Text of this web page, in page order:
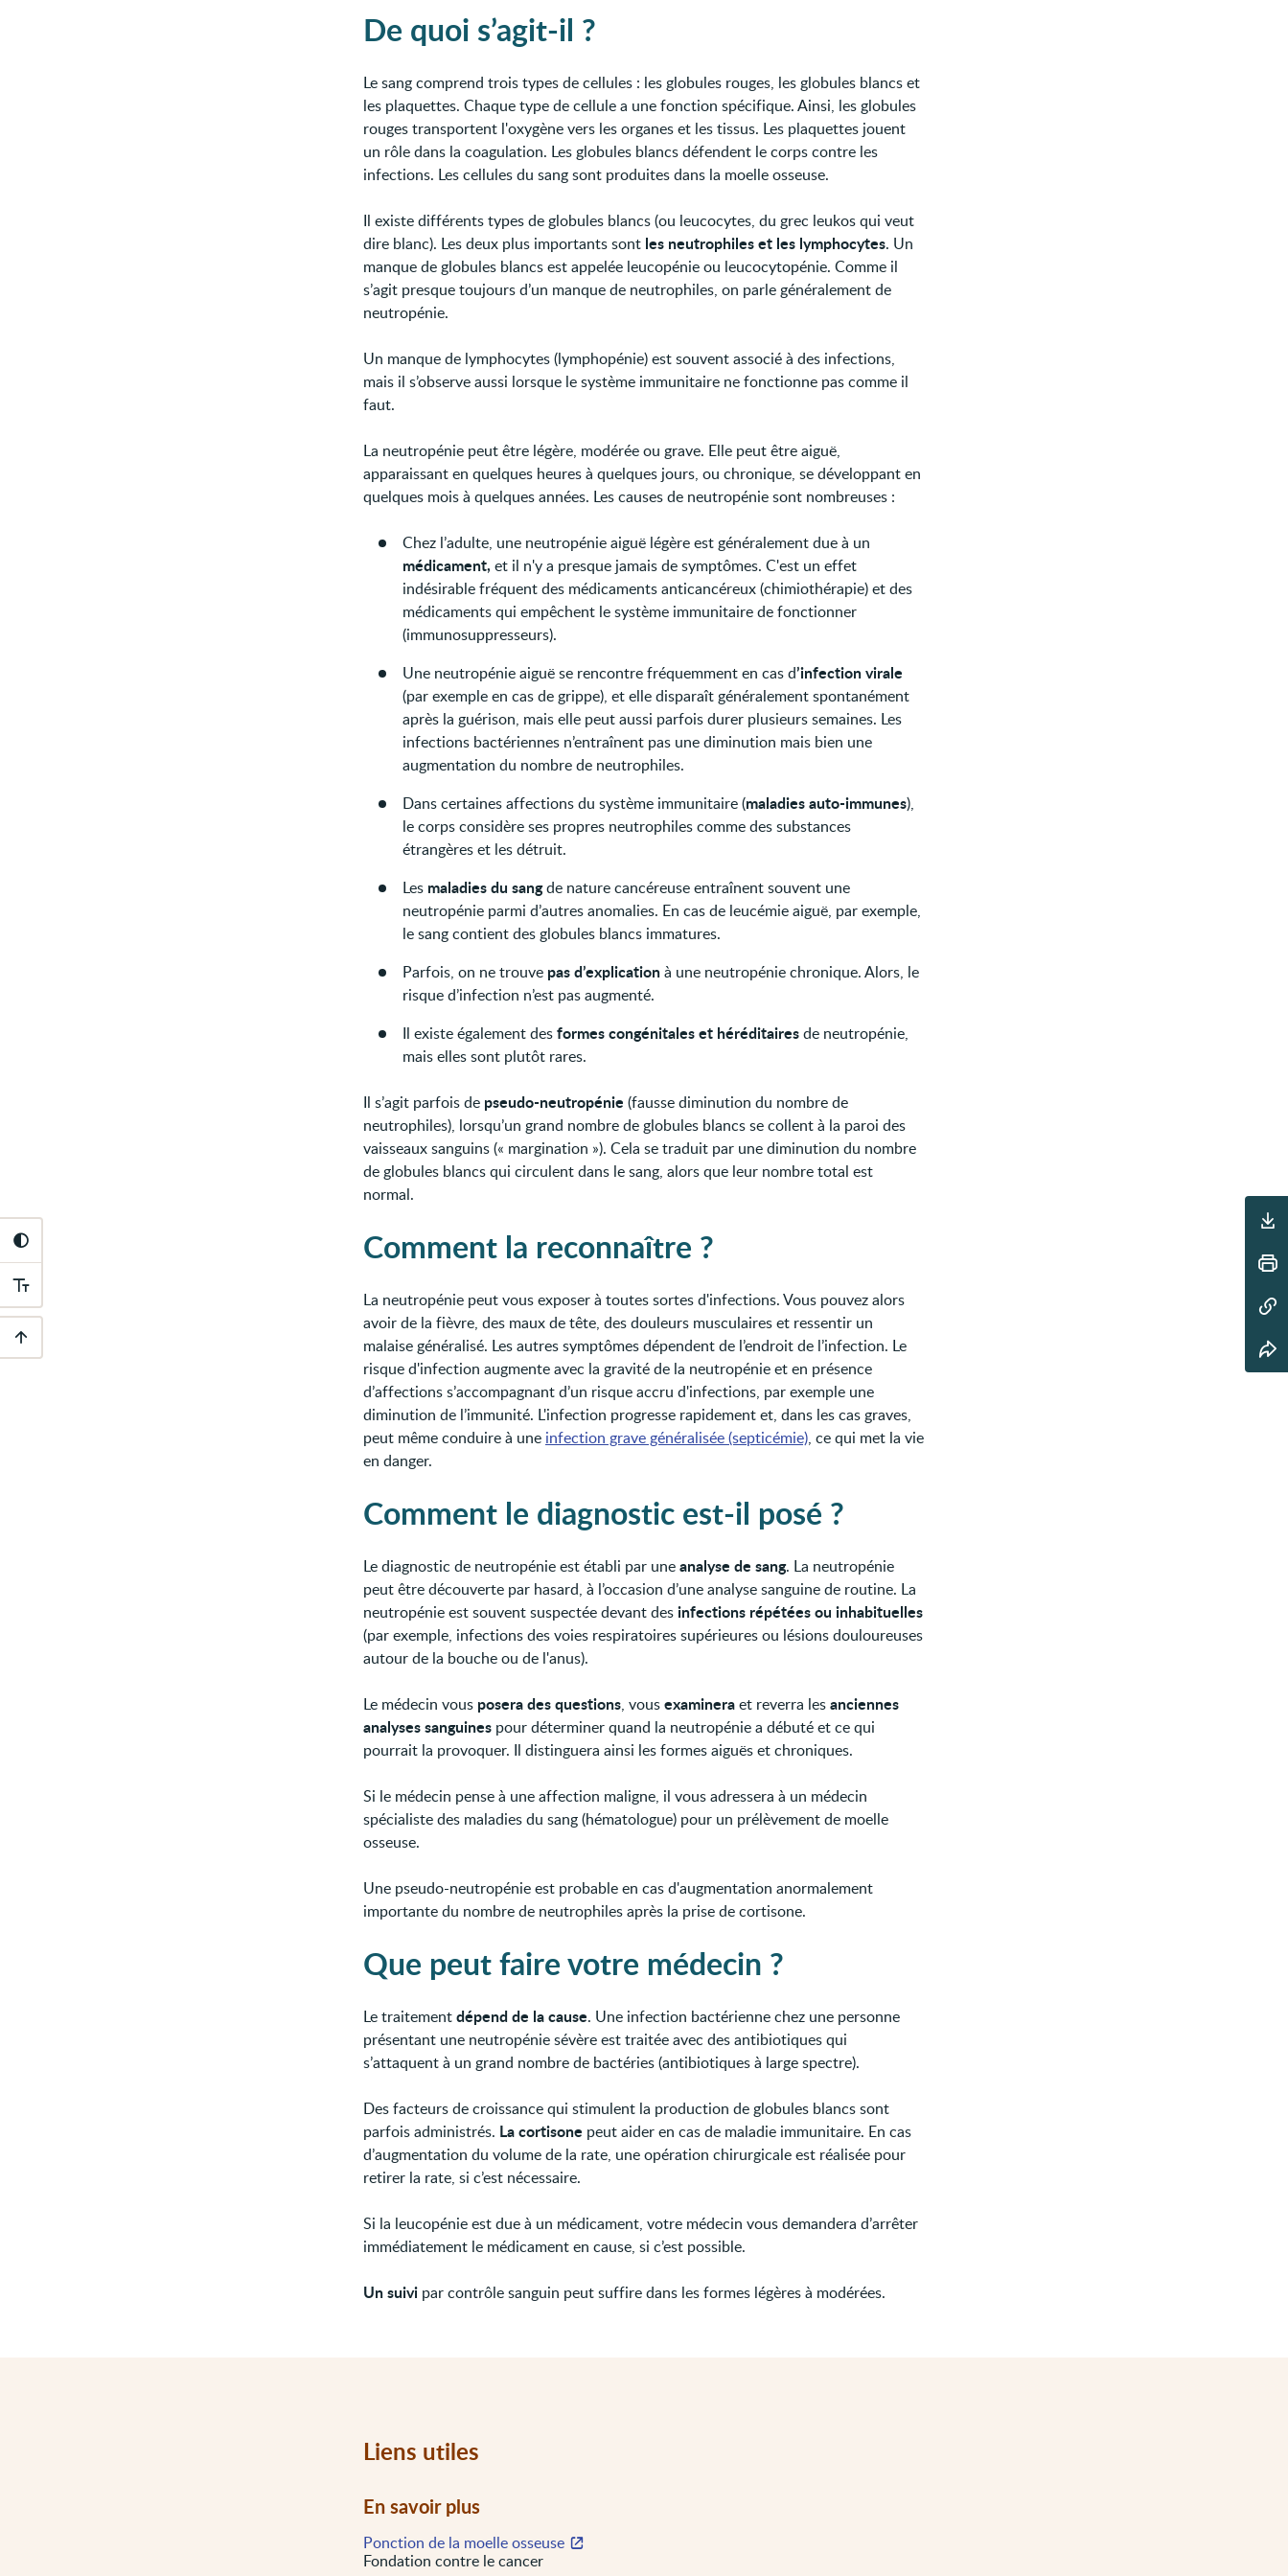
Outils
d'accessibilité
Descendre
Outils
De quoi s’agit-il ?
Le sang comprend trois types de cellules : les globules rouges, les globules blancs et
les plaquettes. Chaque type de cellule a une fonction spécifique. Ainsi, les globules
rouges transportent l'oxygène vers les organes et les tissus. Les plaquettes jouent
un rôle dans la coagulation. Les globules blancs défendent le corps contre les
infections. Les cellules du sang sont produites dans la moelle osseuse.
Il existe différents types de globules blancs (ou leucocytes, du grec leukos qui veut
dire blanc). Les deux plus importants sont les neutrophiles et les lymphocytes. Un
manque de globules blancs est appelée leucopénie ou leucocytopénie. Comme il
s’agit presque toujours d’un manque de neutrophiles, on parle généralement de
neutropénie.
Un manque de lymphocytes (lymphopénie) est souvent associé à des infections,
mais il s’observe aussi lorsque le système immunitaire ne fonctionne pas comme il
faut.
La neutropénie peut être légère, modérée ou grave. Elle peut être aiguë,
apparaissant en quelques heures à quelques jours, ou chronique, se développant en
quelques mois à quelques années. Les causes de neutropénie sont nombreuses :
Chez l’adulte, une neutropénie aiguë légère est généralement due à un
médicament, et il n'y a presque jamais de symptômes. C'est un effet
indésirable fréquent des médicaments anticancéreux (chimiothérapie) et des
médicaments qui empêchent le système immunitaire de fonctionner
(immunosuppresseurs).
Une neutropénie aiguë se rencontre fréquemment en cas d’infection virale
(par exemple en cas de grippe), et elle disparaît généralement spontanément
après la guérison, mais elle peut aussi parfois durer plusieurs semaines. Les
infections bactériennes n’entraînent pas une diminution mais bien une
augmentation du nombre de neutrophiles.
Dans certaines affections du système immunitaire (maladies auto-immunes),
le corps considère ses propres neutrophiles comme des substances
étrangères et les détruit.
Les maladies du sangde nature cancéreuse entraînent souvent une
neutropénie parmi d’autres anomalies. En cas de leucémie aiguë, par exemple,
le sang contient des globules blancs immatures.
Parfois, on ne trouve pas d’explicationà une neutropénie chronique. Alors, le
risque d’infection n’est pas augmenté.
Il existe également desformes congénitales et héréditairesde neutropénie,
mais elles sont plutôt rares.
Il s’agit parfois de pseudo-neutropénie (fausse diminution du nombre de
neutrophiles), lorsqu’un grand nombre de globules blancs se collent à la paroi des
vaisseaux sanguins (« margination »). Cela se traduit par une diminution du nombre
de globules blancs qui circulent dans le sang, alors que leur nombre total est
normal.
Comment la reconnaître ?
La neutropénie peut vous exposer à toutes sortes d'infections. Vous pouvez alors
avoir de la fièvre, des maux de tête, des douleurs musculaires et ressentir un
malaise généralisé. Les autres symptômes dépendent de l’endroit de l’infection. Le
risque d'infection augmente avec la gravité de la neutropénie et en présence
d’affections s’accompagnant d’un risque accru d'infections, par exemple une
diminution de l’immunité. L'infection progresse rapidement et, dans les cas graves,
peut même conduire à une infection grave généralisée (septicémie), ce qui met la vie
en danger.
Comment le diagnostic est-il posé ?
Le diagnostic de neutropénie est établi par uneanalyse de sang. La neutropénie
peut être découverte par hasard, à l’occasion d’une analyse sanguine de routine. La
neutropénie est souvent suspectée devant desinfections répétées ou inhabituelles
(par exemple, infections des voies respiratoires supérieures ou lésions douloureuses
autour de la bouche ou de l'anus).
Le médecin vous posera des questions, vousexamineraet reverra lesanciennes
analyses sanguines pour déterminer quand la neutropénie a débuté et ce qui
pourrait la provoquer. Il distinguera ainsi les formes aiguës et chroniques.
Si le médecin pense à une affection maligne, il vous adressera à un médecin
spécialiste des maladies du sang (hématologue) pour un prélèvement de moelle
osseuse.
Une pseudo-neutropénie est probable en cas d'augmentation anormalement
importante du nombre de neutrophiles après la prise de cortisone.
Que peut faire votre médecin ?
Le traitementdépend de la cause. Une infection bactérienne chez une personne
présentant une neutropénie sévère est traitée avec des antibiotiques qui
s’attaquent à un grand nombre de bactéries (antibiotiques à large spectre).
Des facteurs de croissance qui stimulent la production de globules blancs sont
parfois administrés. La cortisone peut aider en cas de maladie immunitaire. En cas
d’augmentation du volume de la rate, une opération chirurgicale est réalisée pour
retirer la rate, si c’est nécessaire.
Si la leucopénie est due à un médicament, votre médecin vous demandera d’arrêter
immédiatement le médicament en cause, si c’est possible.
Un suivi par contrôle sanguin peut suffire dans les formes légères à modérées.
Liens utiles
En savoir plus
Ponction de la moelle osseuse
Fondation contre le cancer